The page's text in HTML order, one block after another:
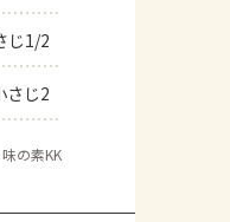
じ1/2
さじ2
の素KK